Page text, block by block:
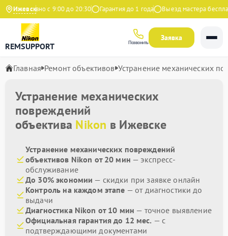
Ижевск
Ежедневно с 9:00 до 20:30 Гарантия до 1 года Выезд мастера
REMSUPPORT Позвонить
Заявка
Главная Ремонт объективов Устранение механических
Устранение механических
повреждений
объектива Nikon в Ижевске
Устранение механических повреждений
объективов Nikon от 20 мин — экспресс-
обслуживание
До 30% экономии — скидки при заявке онлайн
Контроль на каждом этапе — от диагностики до
выдачи
Диагностика Nikon от 10 мин — точное выявление
Официальная гарантия до 12 мес. — с
подтверждающими документами